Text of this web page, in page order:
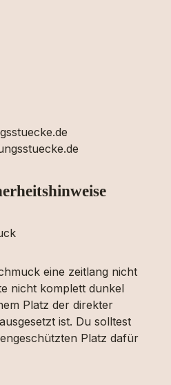
eine zeitlang nicht
nicht komplett dunkel
Platz der direkter
ist. Du solltest
Platz dafür